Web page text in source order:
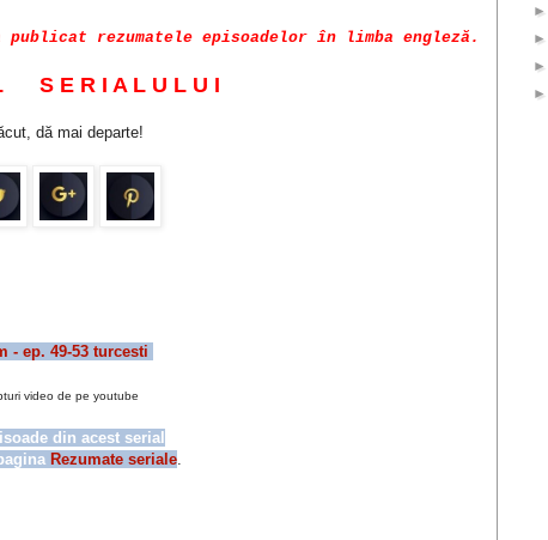
publicat rezumatele episoadelor în limba engleză.
S E R I A L U L U I
dă mai departe!
- ep. 49-53 turcesti
video de pe youtube
din acest serial
Rezumate seriale.
►
►
►
►